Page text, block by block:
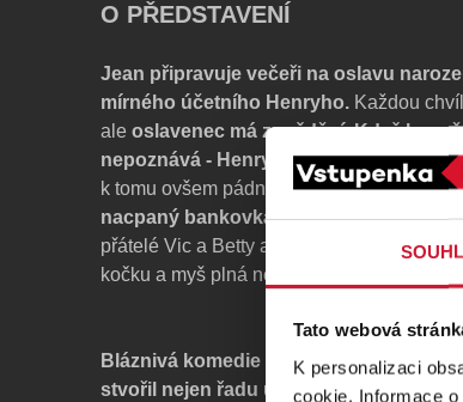
Tato webová
K personalizaci
cookie. Informace
O PŘEDSTAVENÍ
Jean připravuje večeři na oslavu
mírného účetního Henryho. Každou
ale oslavenec má zpoždění.Když
nepoznává - Henry chce okamžitě
k tomu ovšem pádný důvod:v metru
nacpaný bankovkami. Jakmile se na
přátelé Vic a Betty a drzý taxikář Bill,
kočku a myš plná nečekaných zvratů…
Bláznivá komedie britského dramatika
stvořil nejen řadu úspěšných